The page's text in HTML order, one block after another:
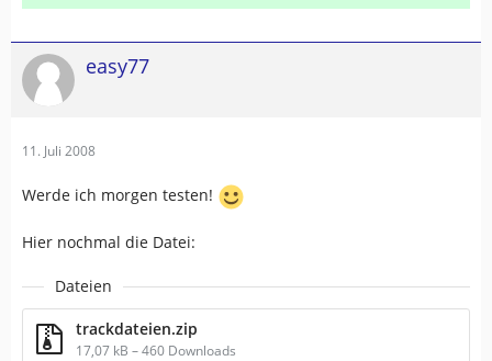
easy77
11. Juli 2008
Werde ich morgen testen!
Hier nochmal die Datei:
Dateien
trackdateien.zip
17,07 kB – 460 Downloads